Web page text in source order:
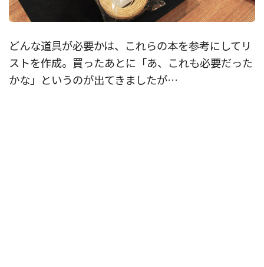
どんな道具が必要かは、これらの本を参考にしてリ
ストを作成。買ったあとに「あ、これも必要だった
かな」というのが出てきましたが…